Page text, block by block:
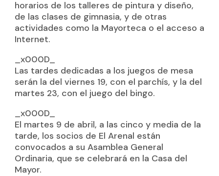
horarios de los talleres de pintura y diseño,
de las clases de gimnasia, y de otras
actividades como la Mayorteca o el acceso a
Internet.
_x000D_
Las tardes dedicadas a los juegos de mesa
serán la del viernes 19, con el parchís, y la del
martes 23, con el juego del bingo.
_x000D_
El martes 9 de abril, a las cinco y media de la
tarde, los socios de El Arenal están
convocados a su Asamblea General
Ordinaria, que se celebrará en la Casa del
Mayor.